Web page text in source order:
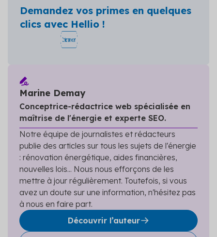
Demandez vos primes en quelques
clics avec Hellio !
Marine Demay
Conceptrice-rédactrice web spécialisée en
maîtrise de l'énergie et experte SEO.
Notre équipe de journalistes et rédacteurs
publie des articles sur tous les sujets de l'énergie
: rénovation énergétique, aides financières,
nouvelles lois... Nous nous efforçons de les
mettre à jour régulièrement. Toutefois, si vous
avez un doute sur une information, n'hésitez pas
à nous en faire part.
Découvrir l’auteur